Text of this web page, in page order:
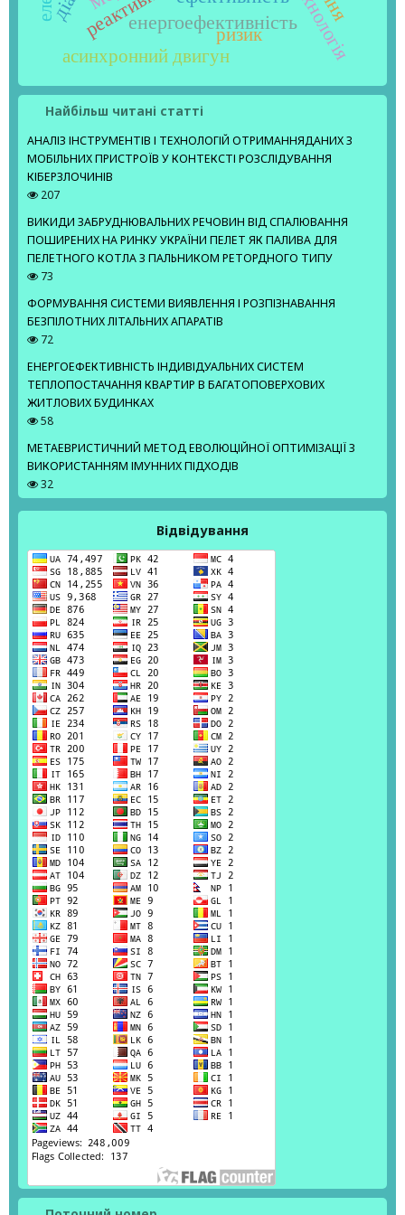
енергоефективність
ризик
асинхронний двигун
Найбільш читані статті
АНАЛІЗ ІНСТРУМЕНТІВ І ТЕХНОЛОГІЙ ОТРИМАННЯДАНИХ З
МОБІЛЬНИХ ПРИСТРОЇВ У КОНТЕКСТІ РОЗСЛІДУВАННЯ
КІБЕРЗЛОЧИНІВ
207
ВИКИДИ ЗАБРУДНЮВАЛЬНИХ РЕЧОВИН ВІД СПАЛЮВАННЯ
ПОШИРЕНИХ НА РИНКУ УКРАЇНИ ПЕЛЕТ ЯК ПАЛИВА ДЛЯ
ПЕЛЕТНОГО КОТЛА З ПАЛЬНИКОМ РЕТОРДНОГО ТИПУ
73
ФОРМУВАННЯ СИСТЕМИ ВИЯВЛЕННЯ І РОЗПІЗНАВАННЯ
БЕЗПІЛОТНИХ ЛІТАЛЬНИХ АПАРАТІВ
72
ЕНЕРГОЕФЕКТИВНІСТЬ ІНДИВІДУАЛЬНИХ СИСТЕМ
ТЕПЛОПОСТАЧАННЯ КВАРТИР В БАГАТОПОВЕРХОВИХ
ЖИТЛОВИХ БУДИНКАХ
58
МЕТАЕВРИСТИЧНИЙ МЕТОД ЕВОЛЮЦІЙНОЇ ОПТИМІЗАЦІЇ З
ВИКОРИСТАННЯМ ІМУННИХ ПІДХОДІВ
32
Відвідування